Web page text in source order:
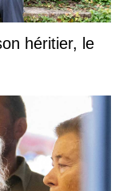
héritier, le